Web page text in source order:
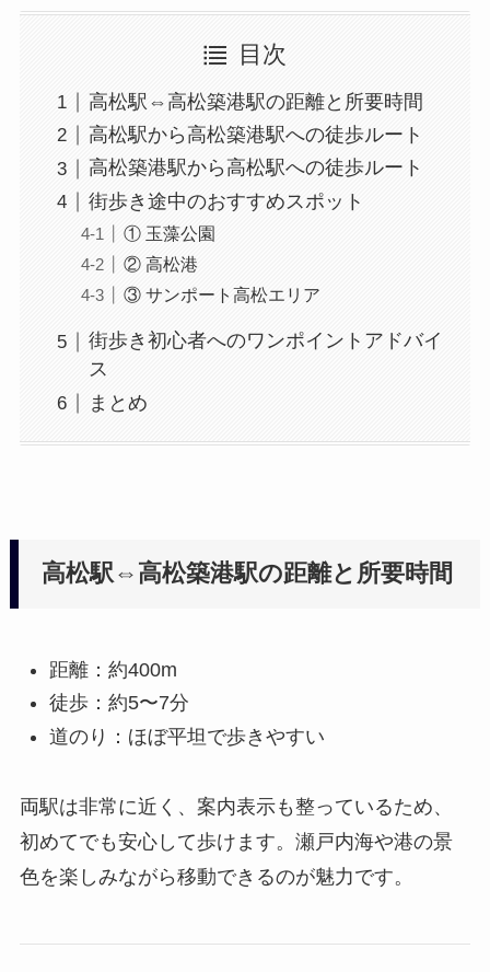
目次
高松駅⇔高松築港駅の距離と所要時間
高松駅から高松築港駅への徒歩ルート
高松築港駅から高松駅への徒歩ルート
街歩き途中のおすすめスポット
① 玉藻公園
② 高松港
③ サンポート高松エリア
街歩き初心者へのワンポイントアドバイ
ス
まとめ
高松駅⇔高松築港駅の距離と所要時間
距離：約400m
徒歩：約5〜7分
道のり：ほぼ平坦で歩きやすい
両駅は非常に近く、案内表示も整っているため、
初めてでも安心して歩けます。瀬戸内海や港の景
色を楽しみながら移動できるのが魅力です。